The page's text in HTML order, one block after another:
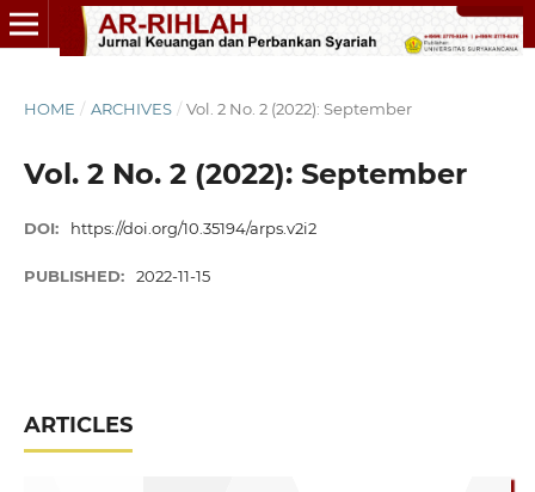
HOME / ARCHIVES / Vol. 2 No. 2 (2022): September
Vol. 2 No. 2 (2022): September
DOI: https://doi.org/10.35194/arps.v2i2
PUBLISHED: 2022-11-15
ARTICLES